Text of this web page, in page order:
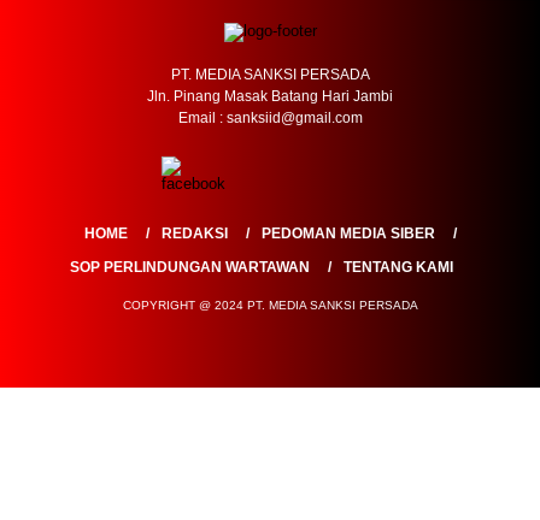
PT. MEDIA SANKSI PERSADA
Jln. Pinang Masak Batang Hari Jambi
Email : sanksiid@gmail.com
HOME REDAKSI
PEDOMAN MEDIA SIBER
SOP PERLINDUNGAN WARTAWAN
TENTANG KAMI